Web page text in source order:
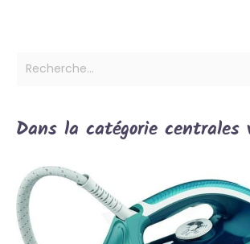
Dans la catégorie centrales